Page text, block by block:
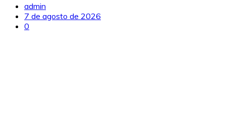
admin
7 de agosto de 2026
0